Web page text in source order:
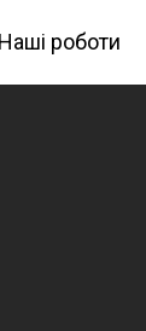
Наші роботи